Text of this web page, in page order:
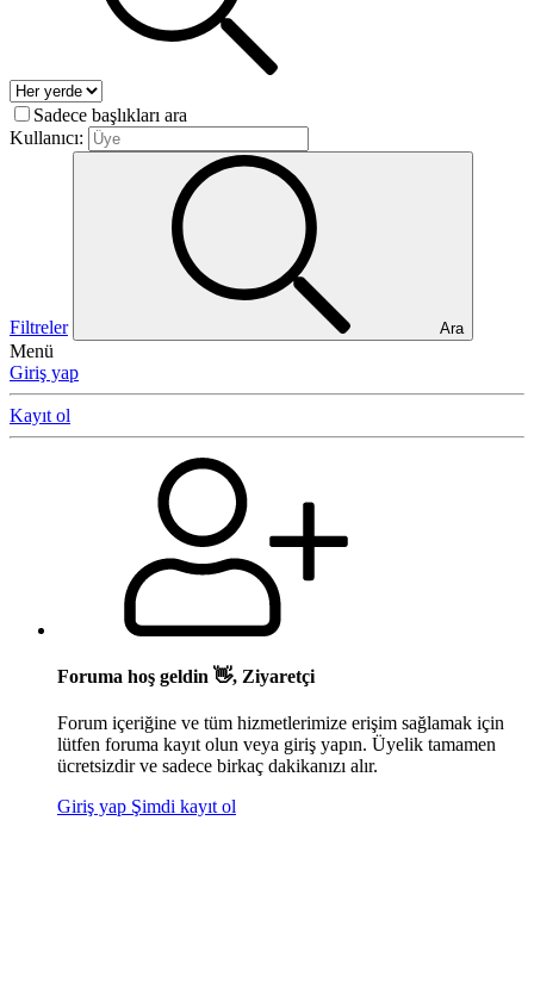
Sadece başlıkları ara
Kullanıcı:
Filtreler Ara
Menü
Giriş yap
Kayıt ol
Foruma hoş geldin 👋, Ziyaretçi
Forum içeriğine ve tüm hizmetlerimize erişim sağlamak için
lütfen foruma kayıt olun veya giriş yapın. Üyelik tamamen
ücretsizdir ve sadece birkaç dakikanızı alır.
Giriş yap Şimdi kayıt ol